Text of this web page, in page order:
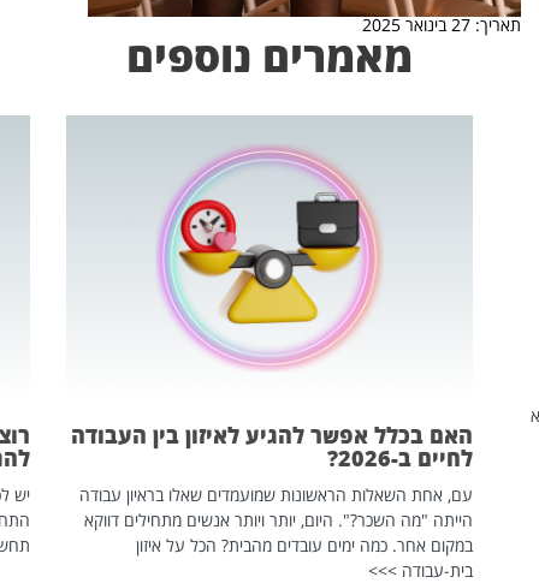
תאריך: 27 בינואר 2025
מאמרים נוספים
האם בכלל אפשר להגיע לאיזון בין העבודה
לחיים ב-2026?
עם, אחת השאלות הראשונות שמועמדים שאלו בראיון עבודה
הייתה "מה השכר?". היום, יותר ויותר אנשים מתחילים דווקא
במקום אחר. כמה ימים עובדים מהבית? הכל על איזון
בית-עבודה >>>
יש